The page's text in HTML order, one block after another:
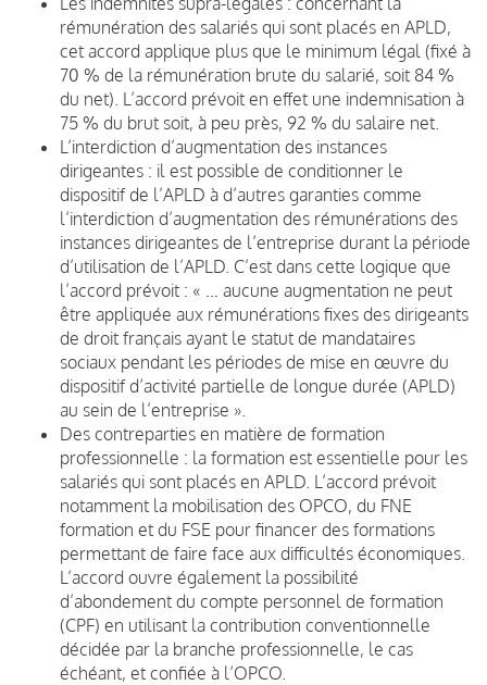
rémunération des salariés qui sont placés en APLD,
cet accord applique plus que le minimum légal (fixé à
70 % de la rémunération brute du salarié, soit 84 %
du net). L’accord prévoit en effet une indemnisation à
75 % du brut soit, à peu près, 92 % du salaire net.
L’interdiction d’augmentation des instances
dirigeantes : il est possible de conditionner le
dispositif de l’APLD à d’autres garanties comme
l’interdiction d’augmentation des rémunérations des
instances dirigeantes de l’entreprise durant la période
d’utilisation de l’APLD. C’est dans cette logique que
l’accord prévoit : « … aucune augmentation ne peut
être appliquée aux rémunérations fixes des dirigeants
de droit français ayant le statut de mandataires
sociaux pendant les périodes de mise en œuvre du
dispositif d’activité partielle de longue durée (APLD)
au sein de l’entreprise ».
Des contreparties en matière de formation
professionnelle : la formation est essentielle pour les
salariés qui sont placés en APLD. L’accord prévoit
notamment la mobilisation des OPCO, du FNE
formation et du FSE pour financer des formations
permettant de faire face aux difficultés économiques.
L’accord ouvre également la possibilité
d’abondement du compte personnel de formation
(CPF) en utilisant la contribution conventionnelle
décidée par la branche professionnelle, le cas
échéant, et confiée à l’OPCO.